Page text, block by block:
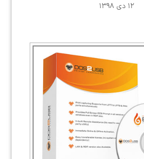
۱۲ دی ۱۳۹۸